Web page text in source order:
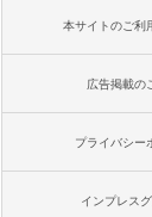
本サイトのご利
広告掲載の
プライバシー
インプレス